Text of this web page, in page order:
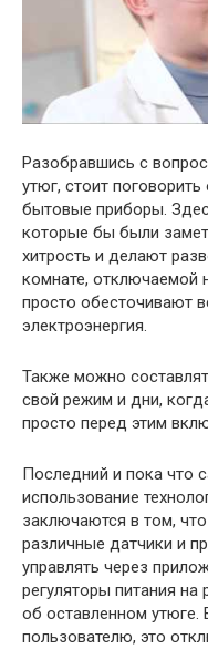
Разобравшись с
утюг, стоит
бытовые приборы.
которые бы были
хитрость и делают
комнате, отключаемой
просто обесточивают
электроэнергия.
Также можно
свой режим и дни,
просто перед этим
Последний и пока что
использование
заключаются в том,
различные датчики и
управлять через
регуляторы питания на
об оставленном утюге.
пользователю, это